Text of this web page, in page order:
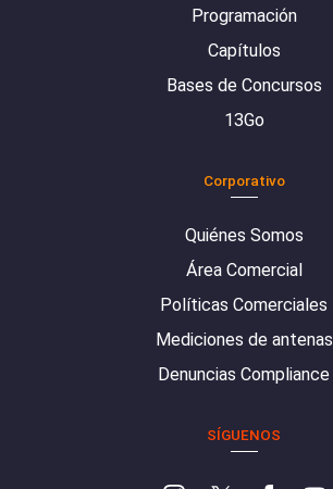
Programación
Capítulos
Bases de Concursos
13Go
Corporativo
Quiénes Somos
Área Comercial
Políticas Comerciales
Mediciones de antenas
Denuncias Compliance
SÍGUENOS